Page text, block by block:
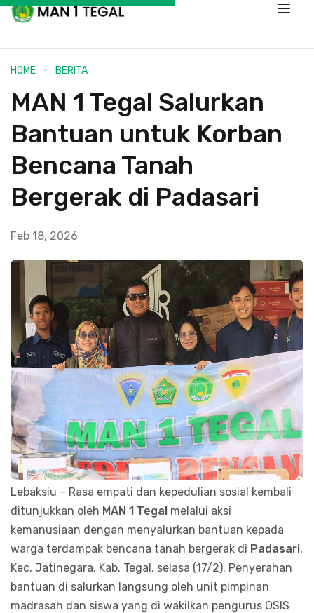
HOME BERITA
MAN 1 Tegal Salurkan
Bantuan untuk Korban
Bencana Tanah
Bergerak di Padasari
Feb 18, 2026
Lebaksiu – Rasa empati dan kepedulian sosial kembali
ditunjukkan oleh MAN 1 Tegal melalui aksi
kemanusiaan dengan menyalurkan bantuan kepada
warga terdampak bencana tanah bergerak di Padasari,
Kec. Jatinegara, Kab. Tegal, selasa (17/2). Penyerahan
bantuan di salurkan langsung oleh unit pimpinan
madrasah dan siswa yang di wakilkan pengurus OSIS